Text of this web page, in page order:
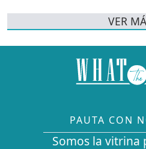
VER
PAUTA CON
Somos la vitrina